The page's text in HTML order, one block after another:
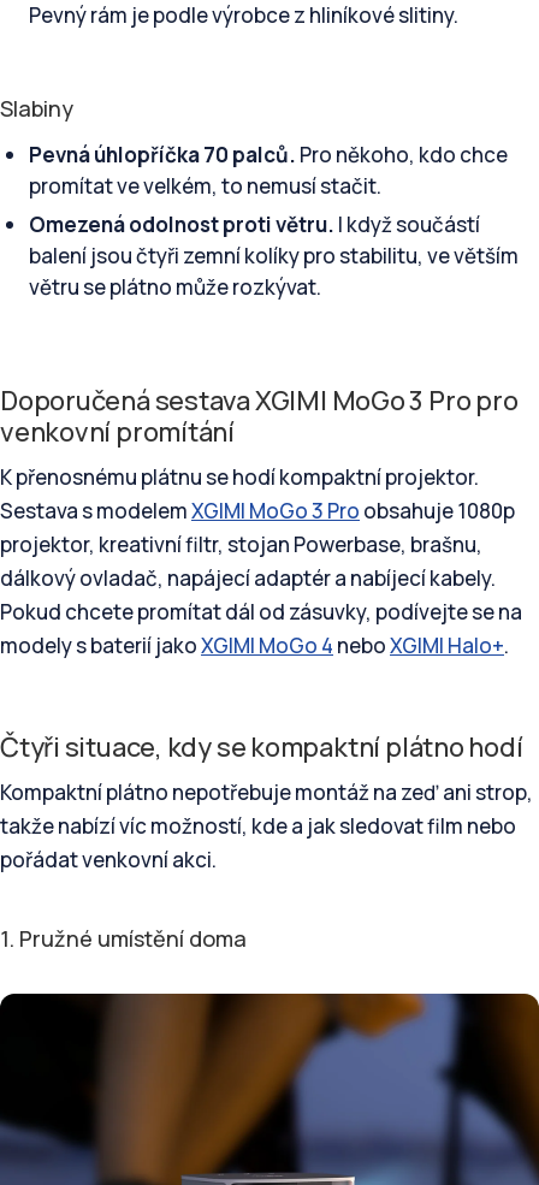
Pevný rám je podle výrobce z hliníkové slitiny.
Slabiny
Pevná úhlopříčka 70 palců. Pro někoho, kdo chce
promítat ve velkém, to nemusí stačit.
Omezená odolnost proti větru. I když součástí
balení jsou čtyři zemní kolíky pro stabilitu, ve větším
větru se plátno může rozkývat.
Doporučená sestava XGIMI MoGo 3 Pro pro
venkovní promítání
K přenosnému plátnu se hodí kompaktní projektor.
Sestava s modelemXGIMI MoGo 3 Pro obsahuje 1080p
projektor, kreativní filtr, stojan Powerbase, brašnu,
dálkový ovladač, napájecí adaptér a nabíjecí kabely.
Pokud chcete promítat dál od zásuvky, podívejte se na
modely s baterií jakoXGIMI MoGo 4 neboXGIMI Halo+.
Čtyři situace, kdy se kompaktní plátno hodí
Kompaktní plátno nepotřebuje montáž na zeď ani strop,
takže nabízí víc možností, kde a jak sledovat film nebo
pořádat venkovní akci.
1. Pružné umístění doma